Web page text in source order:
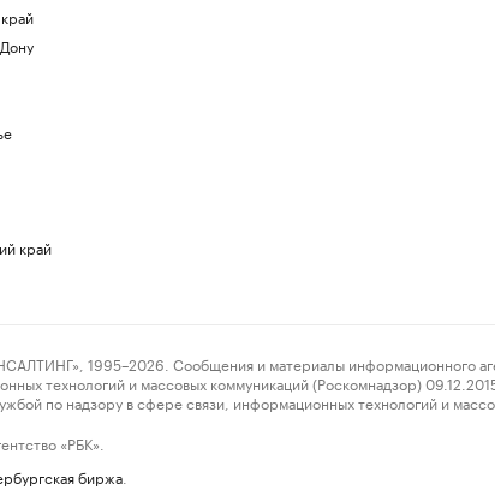
край
1995–2026. Сообщения и материалы информационного
технологий и массовых коммуникаций (Роскомнадзор)
по надзору в сфере связи, информационных технологий и
«РБК».
биржа